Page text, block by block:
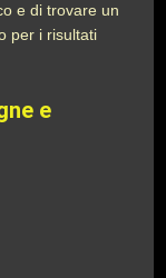
e di trovare un
per i risultati
e